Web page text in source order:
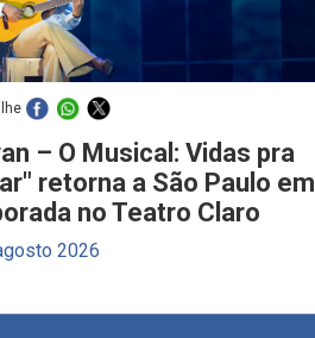
– O Musical: Vidas pra
retorna a São Paulo em
no Teatro Claro
2026